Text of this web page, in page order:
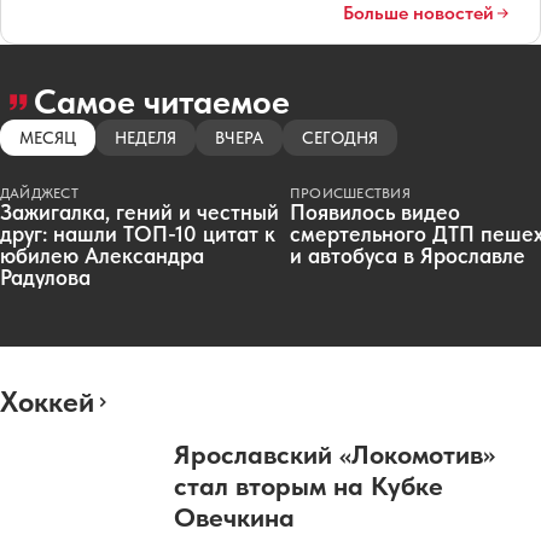
Больше новостей
Самое читаемое
МЕСЯЦ НЕДЕЛЯ ВЧЕРА СЕГОДНЯ
ДАЙДЖЕСТ
Зажигалка, гений и честный
друг: нашли ТОП-10 цитат к
юбилею Александра
Радулова
ПРОИСШЕСТВИЯ
Появилось видео
смертельного ДТП
и автобуса в Ярославле
Хоккей
Ярославский «Локомотив»
стал вторым на Кубке
Овечкина